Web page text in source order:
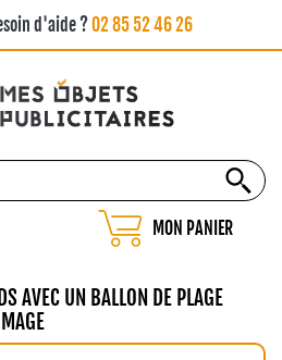
d'aide ?02 85 52 46 26
MON PANIER
AVEC UN BALLON DE PLAGE